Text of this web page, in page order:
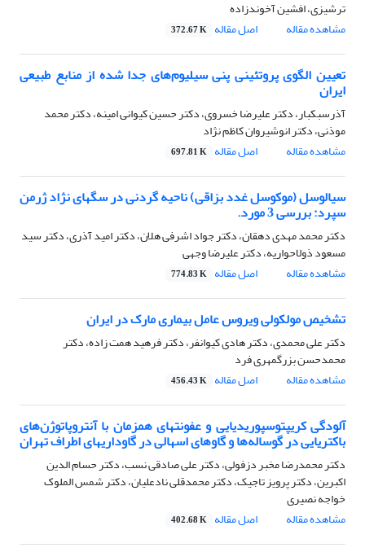
ترشیزی، افشین آخوندزاده
مشاهده مقاله
اصل مقاله 372.67 K
تعیین الگوی پروتئینی پنی سیلیوم‌های جدا شده از منابع طبیعی
ایران
آذرسبکبار، دکتر علیرضا خسروی، دکتر حسین کیوانی امینه، دکتر محمد
موذنی، دکتر انوشیروان کاظم نژاد
مشاهده مقاله
اصل مقاله 697.81 K
سیالوسل (موکوسل غدد بزاقی) ناحیه گردنی در سگهای نژاد ژرمن
سپرد: بررسی 3 مورد.
دکتر محمد مهدی دهقان، دکتر جواد اشرفی هلان، دکتر امید آذری، دکتر سید
مسعود ذولاحواریه، دکتر علیرضا وجهی
مشاهده مقاله
اصل مقاله 774.83 K
تشخیص مولکولی ویروس عامل بیماری مارک در ایران
دکتر علی محمدی، دکتر هادی کیوانفر، دکتر فرهید همت زاده، دکتر
محمدحسن بزرگمهری فرد
مشاهده مقاله
اصل مقاله 456.43 K
آلودگی کریپتوسپوریدیایی و عفونتهای همزمان با آنتروپاتوژن‌های
باکتریایی در گوساله‌ها و گاوهای اسهالی در گاوداریهای اطراف تهران
دکتر محمدرضا مخبر دزفولی، دکتر علی صادقی نسب، دکتر حسام الدین
اکبرین، دکتر پرویز تاجیک، دکتر محمدقلی نادعلیان، دکتر شمس الملوک
خواجه نصیری
مشاهده مقاله
اصل مقاله 402.68 K